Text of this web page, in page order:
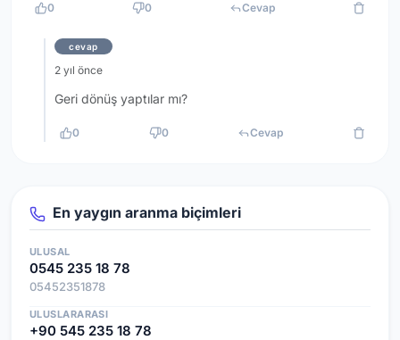
0 0 Cevap
cevap
2 yıl önce
Geri dönüş yaptılar mı?
0 0 Cevap
En yaygın aranma biçimleri
ULUSAL
0545 235 18 78
05452351878
ULUSLARARASI
+90 545 235 18 78